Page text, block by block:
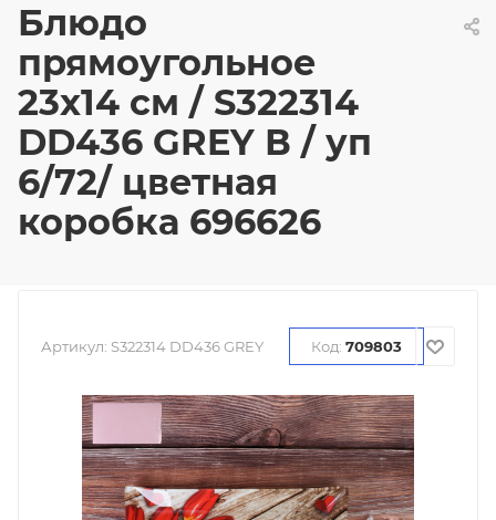
Блюдо
прямоугольное
23x14 см / S322314
DD436 GREY В / уп
6/72/ цветная
коробка 696626
Артикул: S322314 DD436 GREY Код: 709803